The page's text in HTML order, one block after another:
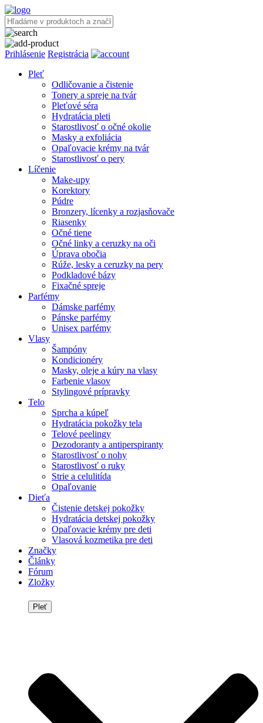
Prihlásenie Registrácia
Pleť
Odličovanie a čistenie
Tonery a spreje na tvár
Pleťové séra
Hydratácia pleti
Starostlivosť o očné okolie
Masky a exfoliácia
Opaľovacie krémy na tvár
Starostlivosť o pery
Líčenie
Make-upy
Korektory
Púdre
Bronzery, lícenky a rozjasňovače
Riasenky
Očné tiene
Očné linky a ceruzky na oči
Úprava obočia
Rúže, lesky a ceruzky na pery
Podkladové bázy
Fixačné spreje
Parfémy
Dámske parfémy
Pánske parfémy
Unisex parfémy
Vlasy
Šampóny
Kondicionéry
Masky, oleje a kúry na vlasy
Farbenie vlasov
Stylingové prípravky
Telo
Sprcha a kúpeľ
Hydratácia pokožky tela
Telové peelingy
Dezodoranty a antiperspiranty
Starostlivosť o nohy
Starostlivosť o ruky
Strie a celulitída
Opaľovanie
Dieťa
Čistenie detskej pokožky
Hydratácia detskej pokožky
Opaľovacie krémy pre deti
Vlasová kozmetika pre deti
Značky
Články
Fórum
Zložky
Pleť